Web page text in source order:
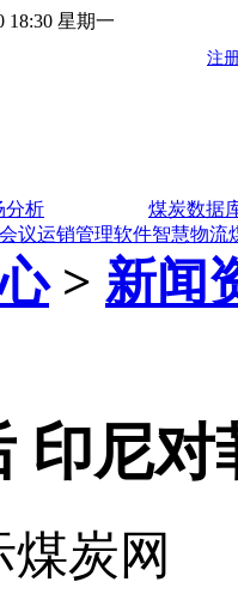
18:30 星期一
分析
煤炭数据
议运销管理软件智慧物流
> 新闻
印尼
炭网